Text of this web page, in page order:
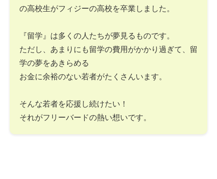
の高校生がフィジーの高校を卒業しました。
『留学』は多くの人たちが夢見るものです。
ただし、あまりにも留学の費用がかかり過ぎて、留
学の夢をあきらめる
お金に余裕のない若者がたくさんいます。
そんな若者を応援し続けたい！
それがフリーバードの熱い想いです。